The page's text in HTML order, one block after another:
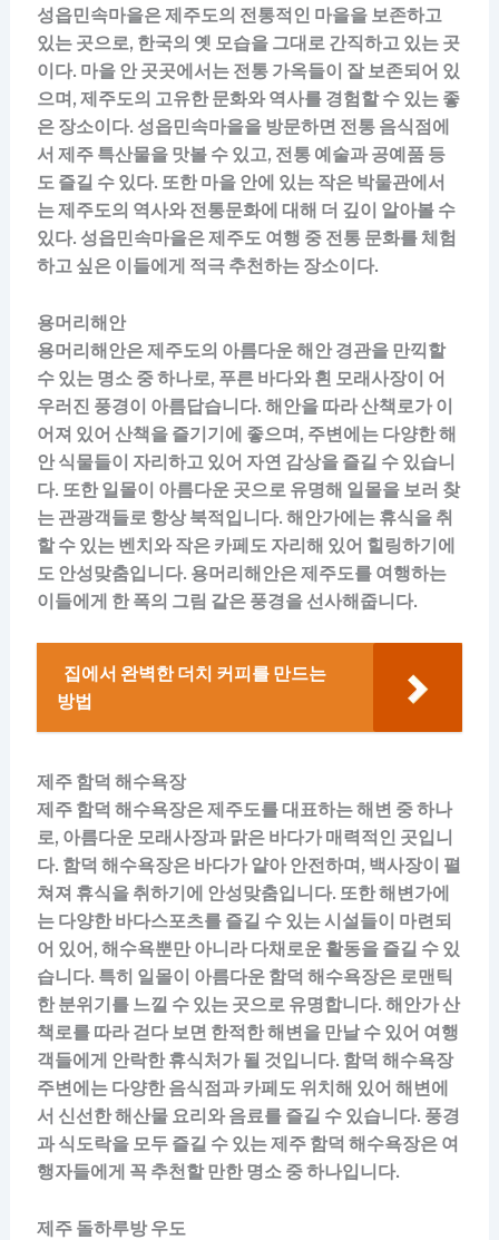
성읍민속마을은 제주도의 전통적인 마을을 보존하고
있는 곳으로, 한국의 옛 모습을 그대로 간직하고 있는 곳
이다. 마을 안 곳곳에서는 전통 가옥들이 잘 보존되어 있
으며, 제주도의 고유한 문화와 역사를 경험할 수 있는 좋
은 장소이다. 성읍민속마을을 방문하면 전통 음식점에
서 제주 특산물을 맛볼 수 있고, 전통 예술과 공예품 등
도 즐길 수 있다. 또한 마을 안에 있는 작은 박물관에서
는 제주도의 역사와 전통문화에 대해 더 깊이 알아볼 수
있다. 성읍민속마을은 제주도 여행 중 전통 문화를 체험
하고 싶은 이들에게 적극 추천하는 장소이다.
용머리해안
용머리해안은 제주도의 아름다운 해안 경관을 만끽할
수 있는 명소 중 하나로, 푸른 바다와 흰 모래사장이 어
우러진 풍경이 아름답습니다. 해안을 따라 산책로가 이
어져 있어 산책을 즐기기에 좋으며, 주변에는 다양한 해
안 식물들이 자리하고 있어 자연 감상을 즐길 수 있습니
다. 또한 일몰이 아름다운 곳으로 유명해 일몰을 보러 찾
는 관광객들로 항상 북적입니다. 해안가에는 휴식을 취
할 수 있는 벤치와 작은 카페도 자리해 있어 힐링하기에
도 안성맞춤입니다. 용머리해안은 제주도를 여행하는
이들에게 한 폭의 그림 같은 풍경을 선사해줍니다.
집에서 완벽한 더치 커피를 만드는
방법
제주 함덕 해수욕장
제주 함덕 해수욕장은 제주도를 대표하는 해변 중 하나
로, 아름다운 모래사장과 맑은 바다가 매력적인 곳입니
다. 함덕 해수욕장은 바다가 얕아 안전하며, 백사장이 펼
쳐져 휴식을 취하기에 안성맞춤입니다. 또한 해변가에
는 다양한 바다스포츠를 즐길 수 있는 시설들이 마련되
어 있어, 해수욕뿐만 아니라 다채로운 활동을 즐길 수 있
습니다. 특히 일몰이 아름다운 함덕 해수욕장은 로맨틱
한 분위기를 느낄 수 있는 곳으로 유명합니다. 해안가 산
책로를 따라 걷다 보면 한적한 해변을 만날 수 있어 여행
객들에게 안락한 휴식처가 될 것입니다. 함덕 해수욕장
주변에는 다양한 음식점과 카페도 위치해 있어 해변에
서 신선한 해산물 요리와 음료를 즐길 수 있습니다. 풍경
과 식도락을 모두 즐길 수 있는 제주 함덕 해수욕장은 여
행자들에게 꼭 추천할 만한 명소 중 하나입니다.
제주 돌하루방 우도